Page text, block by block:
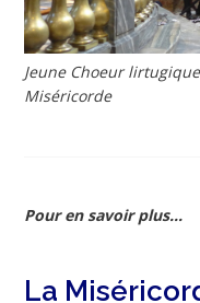
Jeune Choeur
Miséricorde
Pour en savoir plus...
La